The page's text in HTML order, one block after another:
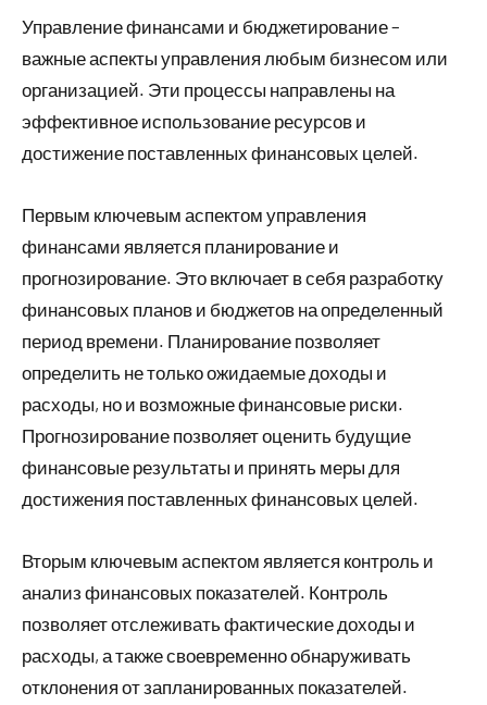
Управление финансами и бюджетирование –
важные аспекты управления любым бизнесом или
организацией. Эти процессы направлены на
эффективное использование ресурсов и
достижение поставленных финансовых целей.
Первым ключевым аспектом управления
финансами является планирование и
прогнозирование. Это включает в себя разработку
финансовых планов и бюджетов на определенный
период времени. Планирование позволяет
определить не только ожидаемые доходы и
расходы, но и возможные финансовые риски.
Прогнозирование позволяет оценить будущие
финансовые результаты и принять меры для
достижения поставленных финансовых целей.
Вторым ключевым аспектом является контроль и
анализ финансовых показателей. Контроль
позволяет отслеживать фактические доходы и
расходы, а также своевременно обнаруживать
отклонения от запланированных показателей.